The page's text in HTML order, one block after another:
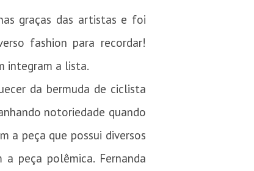
graças das artistas e foi
fashion para recordar!
integram a lista.
da bermuda de ciclista
notoriedade quando
a peça que possui diversos
peça polêmica. Fernanda